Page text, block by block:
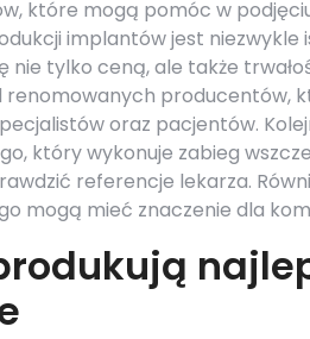
które mogą pomóc w
implantów jest
nie tylko ceną, ale także
producentów,
oraz pacjentów.
który wykonuje zabieg
referencje lekarza.
mogą mieć znaczenie dla